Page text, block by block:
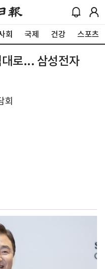
회 국제 건강 스포츠
로... 삼성전자
회